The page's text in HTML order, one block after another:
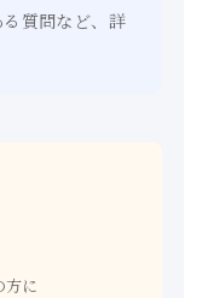
質問など、詳
方に